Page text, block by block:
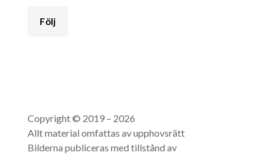
Följ
Copyright © 2019 – 2026
Allt material omfattas av upphovsrätt
Bilderna publiceras med tillstånd av